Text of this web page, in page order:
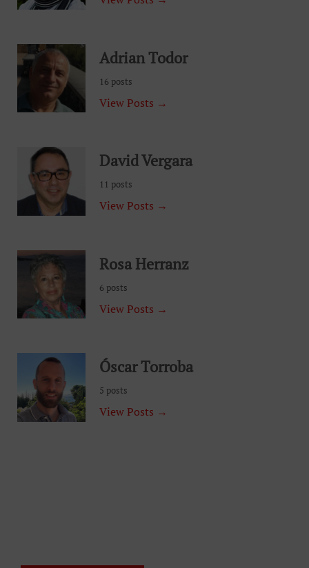
Adrian Todor
16 posts
View Posts →
David Vergara
11 posts
View Posts →
Rosa Herranz
6 posts
View Posts →
Óscar Torroba
5 posts
View Posts →